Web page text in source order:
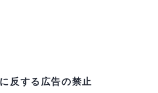
反する広告の禁止